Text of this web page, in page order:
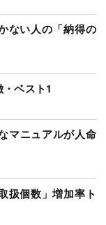
ない人の「納得の
ベスト1
マニュアルが人命
扱個数」増加率ト